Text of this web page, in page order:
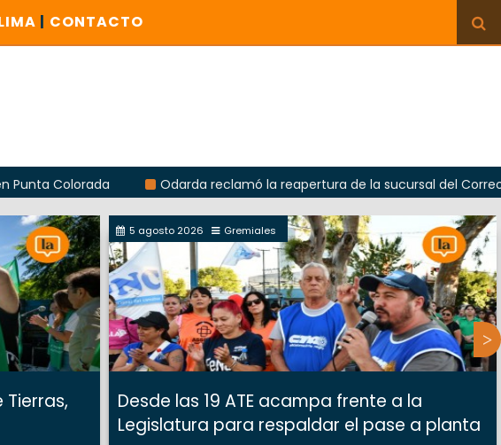
| CONTACTO
Odarda reclamó la reapertura de la sucursal del Correo Argentino
5 agosto 2026 Gremiales
Desde las 19 ATE acampa frente a la
Legislatura para respaldar el pase a planta